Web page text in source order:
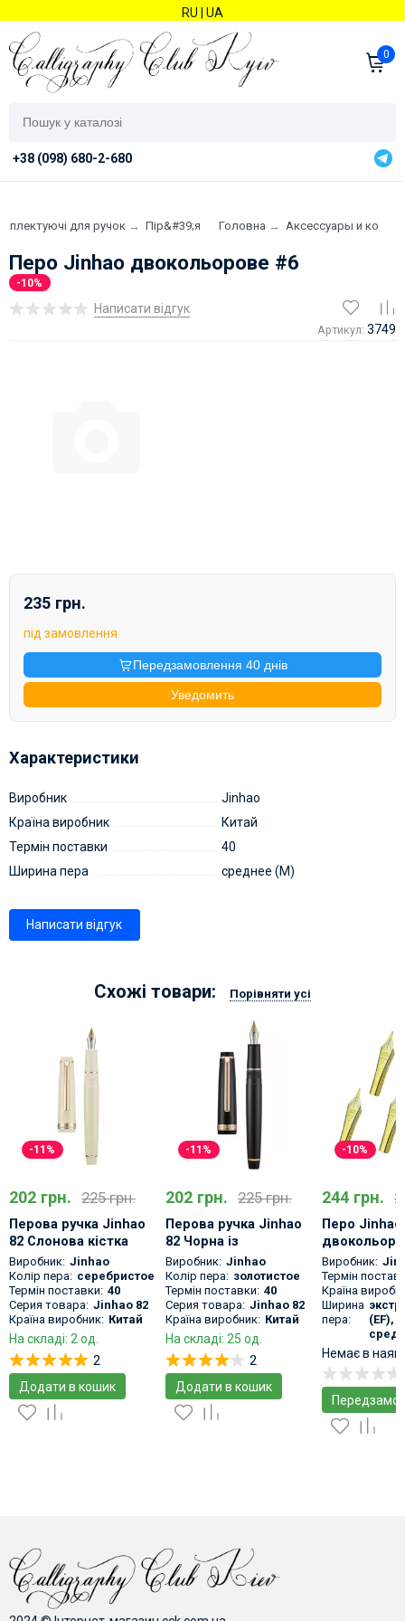
RU UA
0
+38 (098) 680-2-680
для ручок → Пір&#39;я Аксессуары и
Головна →
Перо Jinhao двокольорове #6
-10%
Написати відгук
Артикул: 3749
235 грн.
під замовлення
Передзамовлення 40 днів
Уведомить
Характеристики
Виробник
Jinhao
Країна виробник
Китай
Термін поставки
40
Ширина пера
среднее (M)
Написати відгук
Схожі товари: Порівняти усі
-11%
202 грн. 225 грн.
Перова ручка Jinhao
82 Слонова кістка
Виробник: Jinhao
Колір пера: серебристое
Термін поставки: 40
Серия товара: Jinhao 82
Країна виробник: Китай
На складі: 2 од.
2
Додати в кошик
-11%
202 грн. 225 грн.
Перова ручка Jinhao
82 Чорна із
золотистим
оздобленням
Виробник: Jinhao
Колір пера: золотистое
Термін поставки: 40
Серия товара: Jinhao 82
Країна виробник: Китай
На складі: 25 од.
2
Додати в кошик
-10%
244 грн.
Перо Jinhao
позолочене.
Виробник:
Термін
Країна
Ширина
пера:
(EF),
Немає в